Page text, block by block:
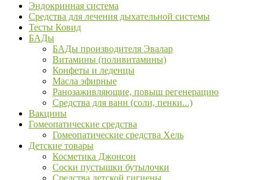
Эндокринная система
Средства для лечения дыхательной системы
Тесты Ковид
БАДы
БАДы производителя Эвалар
Витамины (поливитамины)
Конфеты и леденцы
Масла эфирные
Ранозаживляющие, повыш регенерацию
Средства для ванн (соли, пенки...)
Вакцины
Гомеопатические средства
Гомеопатические средства Хель
Детские товары
Косметика Джонсон
Соски пустышки бутылочки